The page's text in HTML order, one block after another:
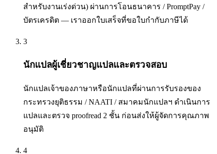
สำหรับงานเร่งด่วน) ผ่านการโอนธนาคาร / PromptPay /
บัตรเครดิต — เราออกใบเสร็จที่ขอใบกำกับภาษีได้
3
นักแปลผู้เชี่ยวชาญแปลและตรวจสอบ
นักแปลเจ้าของภาษาหรือนักแปลที่ผ่านการรับรองของ
กระทรวงยุติธรรม / NAATI / สมาคมนักแปลฯ ดำเนินการ
แปลและตรวจ proofread 2 ชั้น ก่อนส่งให้ผู้จัดการคุณภาพ
อนุมัติ
4